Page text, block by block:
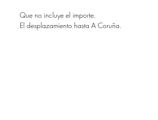
Que no incluye el importe.
El desplazamiento hasta A Coruña.